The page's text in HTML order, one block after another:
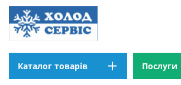
Каталог товарів Послуги